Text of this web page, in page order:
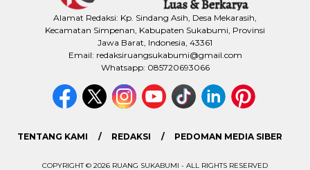
Alamat Redaksi: Kp. Sindang Asih, Desa Mekarasih,
Kecamatan Simpenan, Kabupaten Sukabumi, Provinsi
Jawa Barat, Indonesia, 43361
Email: redaksiruangsukabumi@gmail.com
Whatsapp: 085720693066
TENTANG KAMI REDAKSI PEDOMAN MEDIA SIBER
COPYRIGHT © 2026 RUANG SUKABUMI - ALL RIGHTS RESERVED